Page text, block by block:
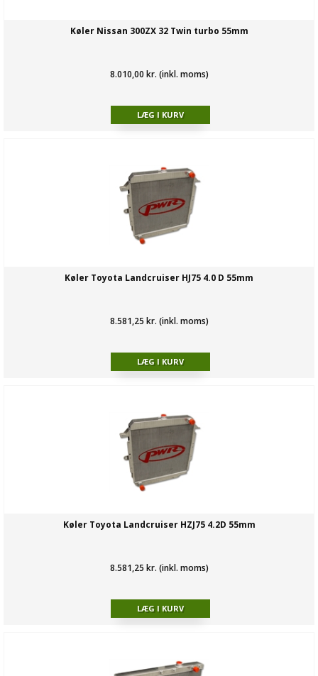
Køler Nissan 300ZX 32 Twin turbo 55mm
8.010,00 kr. (inkl. moms)
Køler Toyota Landcruiser HJ75 4.0 D 55mm
8.581,25 kr. (inkl. moms)
Køler Toyota Landcruiser HZJ75 4.2D 55mm
8.581,25 kr. (inkl. moms)